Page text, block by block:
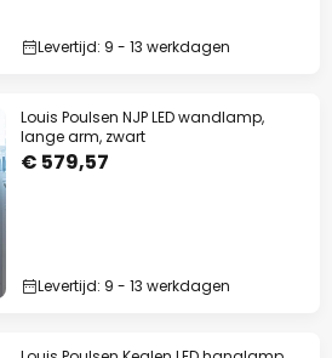
Levertijd: 9 - 13 werkdagen
Louis Poulsen NJP LED wandlamp,
lange arm, zwart
€ 579,57
Levertijd: 9 - 13 werkdagen